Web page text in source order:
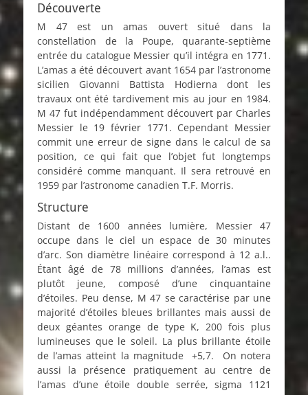
Découverte
M 47 est un amas ouvert situé dans la
constellation de la Poupe, quarante-septième
entrée du catalogue Messier qu’il intégra en 1771.
L’amas a été découvert avant 1654 par l’astronome
sicilien Giovanni Battista Hodierna dont les
travaux ont été tardivement mis au jour en 1984.
M 47 fut indépendamment découvert par Charles
Messier le 19 février 1771. Cependant Messier
commit une erreur de signe dans le calcul de sa
position, ce qui fait que l’objet fut longtemps
considéré comme manquant. Il sera retrouvé en
1959 par l’astronome canadien T.F. Morris.
Structure
Distant de 1600 années lumière, Messier 47
occupe dans le ciel un espace de 30 minutes
d’arc. Son diamètre linéaire correspond à 12 a.l..
Étant âgé de 78 millions d’années, l’amas est
plutôt jeune, composé d’une cinquantaine
d’étoiles. Peu dense, M 47 se caractérise par une
majorité d’étoiles bleues brillantes mais aussi de
deux géantes orange de type K, 200 fois plus
lumineuses que le soleil. La plus brillante étoile
de l’amas atteint la magnitude +5,7. On notera
aussi la présence pratiquement au centre de
l’amas d’une étoile double serrée, sigma 1121